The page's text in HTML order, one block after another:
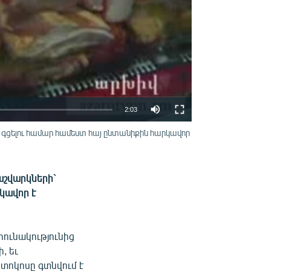
2:03
համար համեստ հայ ընտանիքին հարկավոր
է
եւ
գտնվում է